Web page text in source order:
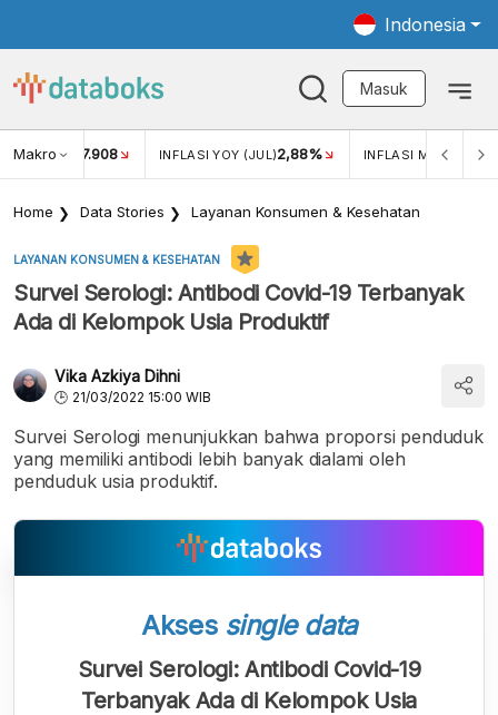
Indonesia
Masuk
Makro
USD/IDR 17.908 INFLASI YOY (JUL)2,88% INFLASI MOM (JUL)
Home Data Stories Layanan Konsumen & Kesehatan
LAYANAN KONSUMEN & KESEHATAN
Survei Serologi: Antibodi Covid-19 Terbanyak
Ada di Kelompok Usia Produktif
Vika Azkiya Dihni
21/03/2022 15:00 WIB
Survei Serologi menunjukkan bahwa proporsi penduduk
yang memiliki antibodi lebih banyak dialami oleh
penduduk usia produktif.
Akses single data
Survei Serologi: Antibodi Covid-19
Terbanyak Ada di Kelompok Usia